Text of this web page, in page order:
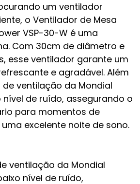
um ventilador
o Ventilador de Mesa
VSP-30-W é uma
Com 30cm de diâmetro e
esse ventilador garante um
e agradável. Além
ventilação da Mondial
de ruído, assegurando o
para momentos de
excelente noite de sono.
ventilação da Mondial
nível de ruído,